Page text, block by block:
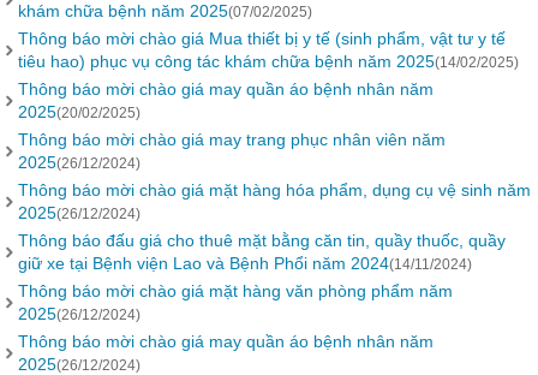
khám chữa bệnh năm 2025(07/02/2025)
Thông báo mời chào giá Mua thiết bị y tế (sinh phẩm, vật tư y tế
tiêu hao) phục vụ công tác khám chữa bệnh năm 2025(14/02/2025)
Thông báo mời chào giá may quần áo bệnh nhân năm
2025(20/02/2025)
Thông báo mời chào giá may trang phục nhân viên năm
2025(26/12/2024)
Thông báo mời chào giá mặt hàng hóa phẩm, dụng cụ vệ sinh năm
2025(26/12/2024)
Thông báo đấu giá cho thuê mặt bằng căn tin, quầy thuốc, quầy
giữ xe tại Bệnh viện Lao và Bệnh Phổi năm 2024(14/11/2024)
Thông báo mời chào giá mặt hàng văn phòng phẩm năm
2025(26/12/2024)
Thông báo mời chào giá may quần áo bệnh nhân năm
2025(26/12/2024)